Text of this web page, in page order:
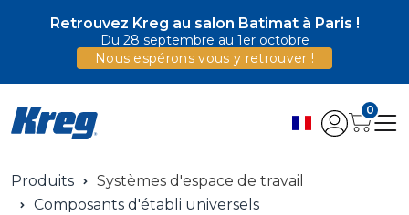
Retrouvez Kreg au salon Batimat à Paris !
Du 28 septembre au 1er octobre
Nous espérons vous y retrouver !
0
Produits
Systèmes d'espace de travail
Composants d'établi universels